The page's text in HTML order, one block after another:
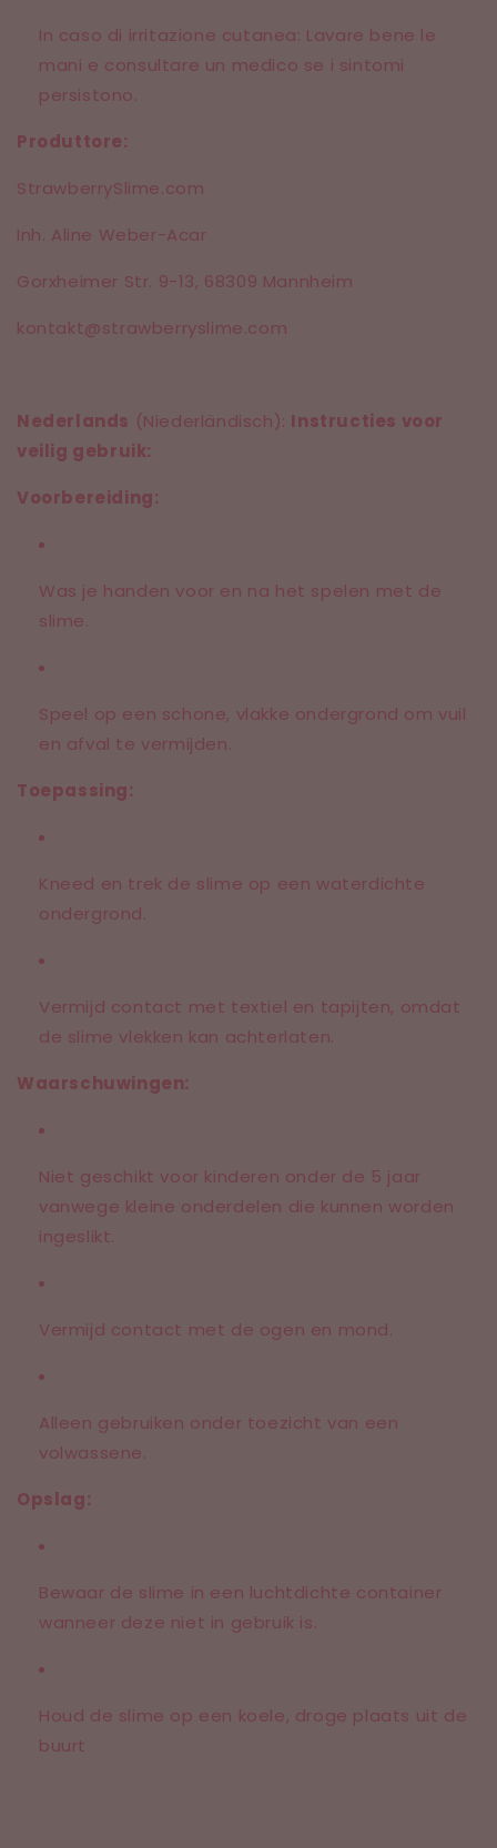
In caso di irritazione cutanea: Lavare bene le
mani e consultare un medico se i sintomi
persistono.
Produttore:
StrawberrySlime.com
Inh. Aline Weber-Acar
Gorxheimer Str. 9-13, 68309 Mannheim
kontakt@strawberryslime.com
Nederlands (Niederländisch): Instructies voor
veilig gebruik:
Voorbereiding:
Was je handen voor en na het spelen met de
slime.
Speel op een schone, vlakke ondergrond om vuil
en afval te vermijden.
Toepassing:
Kneed en trek de slime op een waterdichte
ondergrond.
Vermijd contact met textiel en tapijten, omdat
de slime vlekken kan achterlaten.
Waarschuwingen:
Niet geschikt voor kinderen onder de 5 jaar
vanwege kleine onderdelen die kunnen worden
ingeslikt.
Vermijd contact met de ogen en mond.
Alleen gebruiken onder toezicht van een
volwassene.
Opslag:
Bewaar de slime in een luchtdichte container
wanneer deze niet in gebruik is.
Houd de slime op een koele, droge plaats uit de
buurt